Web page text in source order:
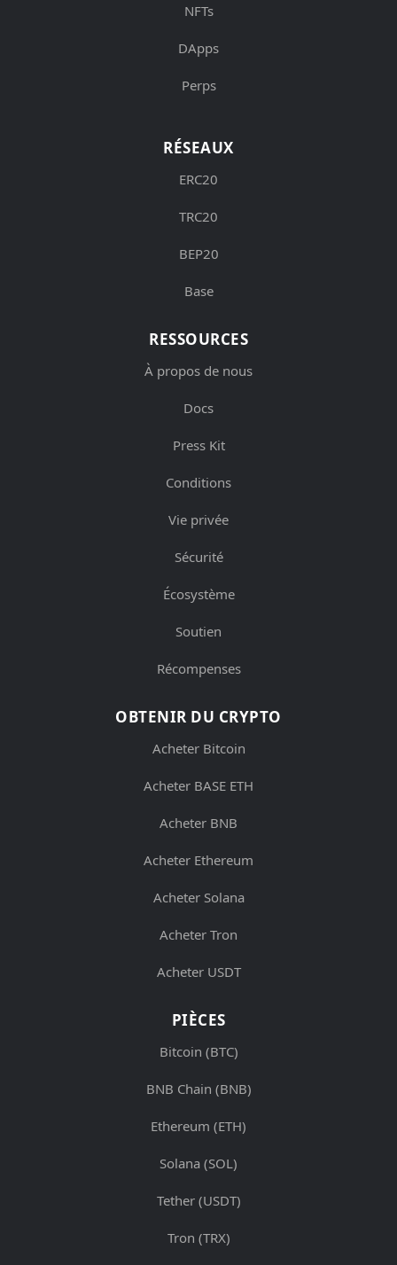
NFTs
DApps
Perps
RÉSEAUX
ERC20
TRC20
BEP20
Base
RESSOURCES
À propos de nous
Docs
Press Kit
Conditions
Vie privée
Sécurité
Écosystème
Soutien
Récompenses
OBTENIR DU CRYPTO
Acheter Bitcoin
Acheter BASE ETH
Acheter BNB
Acheter Ethereum
Acheter Solana
Acheter Tron
Acheter USDT
PIÈCES
Bitcoin (BTC)
BNB Chain (BNB)
Ethereum (ETH)
Solana (SOL)
Tether (USDT)
Tron (TRX)